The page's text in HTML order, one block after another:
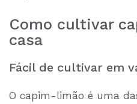
Como cultivar
casa
Fácil de cultivar em
O capim-limão é uma